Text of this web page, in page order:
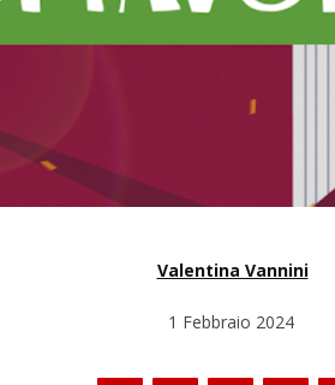
Valentina Vannini
1 Febbraio 2024